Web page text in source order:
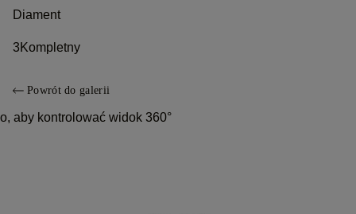
Diament
3 Kompletny
Powrót do galerii
aby kontrolować widok 360°